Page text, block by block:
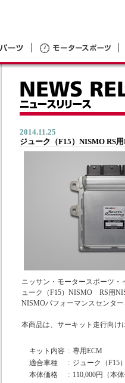
2014.11.25
ジューク（F15）NISMO RS
ニッサン・モータースポーツ
ューク（F15）NISMO RS用
NISMOパフォーマンスセンタ
本商品は、サーキット走行向け
キット内容 : 専用ECM
適合車種
: ジューク（F15
本体価格
: 110,000円（本